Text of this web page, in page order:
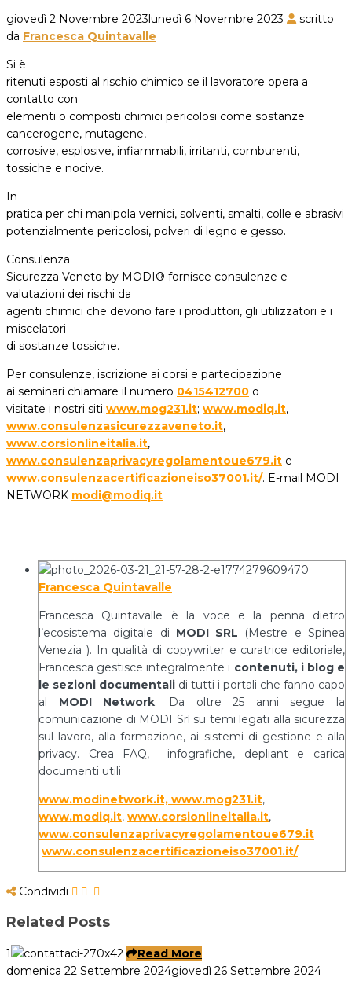
giovedì 2 Novembre 2023lunedì 6 Novembre 2023
scritto
da Francesca Quintavalle
Si è
ritenuti esposti al rischio chimico se il lavoratore opera a
contatto con
elementi o composti chimici pericolosi come sostanze
cancerogene, mutagene,
corrosive, esplosive, infiammabili, irritanti, comburenti,
tossiche e nocive.
In
pratica per chi manipola vernici, solventi, smalti, colle e abrasivi
potenzialmente pericolosi, polveri di legno e gesso.
Consulenza
Sicurezza Veneto by MODI® fornisce consulenze e
valutazioni dei rischi da
agenti chimici che devono fare i produttori, gli utilizzatori e i
miscelatori
di sostanze tossiche.
Per consulenze, iscrizione ai corsi e partecipazione
ai seminari chiamare il numero 0415412700 o
visitate i nostri siti www.mog231.it; www.modiq.it,
www.consulenzasicurezzaveneto.it,
www.corsionlineitalia.it,
www.consulenzaprivacyregolamentoue679.it e
www.consulenzacertificazioneiso37001.it/. E-mail MODI
NETWORK modi@modiq.it
Francesca Quintavalle
Francesca Quintavalle è la voce e la penna dietro
l’ecosistema digitale di MODI SRL (Mestre e Spinea
Venezia ). In qualità di copywriter e curatrice editoriale,
Francesca gestisce integralmente i contenuti, i blog e
le sezioni documentali di tutti i portali che fanno capo
al MODI Network. Da oltre 25 anni segue la
comunicazione di MODI Srl su temi legati alla sicurezza
sul lavoro, alla formazione, ai sistemi di gestione e alla
privacy. Crea FAQ, infografiche, depliant e carica
documenti utili
www.modinetwork.it, www.mog231.it,
www.modiq.it, www.corsionlineitalia.it,
www.consulenzaprivacyregolamentoue679.it
www.consulenzacertificazioneiso37001.it/.
Condividi
Related Posts
1
Read More
domenica 22 Settembre 2024giovedì 26 Settembre 2024